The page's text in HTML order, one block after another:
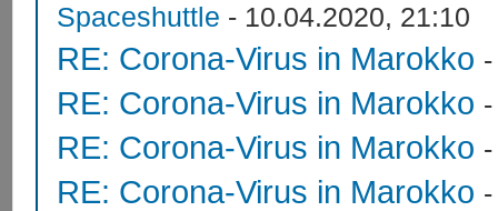
Spaceshuttle - 10.04.2020, 21:10
RE: Corona-Virus in Marokko
RE: Corona-Virus in Marokko
RE: Corona-Virus in Marokko
RE: Corona-Virus in Marokko